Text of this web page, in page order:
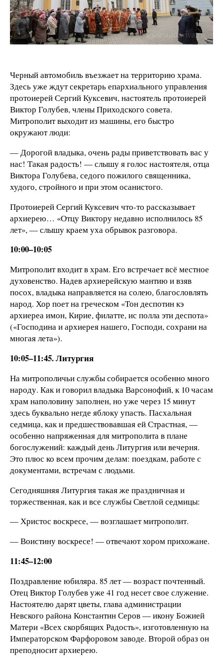
Черный автомобиль въезжает на территорию храма.
Здесь уже ждут секретарь епархиального управления
протоиерей Сергий Куксевич, настоятель протоиерей
Виктор Голубев, члены Приходского совета.
Митрополит выходит из машины, его быстро
окружают люди:
— Дорогой владыка, очень рады приветствовать вас у
нас! Такая радость! — слышу я голос настоятеля, отца
Виктора Голубева, седого пожилого священника,
худого, стройного и при этом осанистого.
Протоиерей Сергий Куксевич что-то рассказывает
архиерею… «Отцу Виктору недавно исполнилось 85
лет», — слышу краем уха обрывок разговора.
10:00–10:05
Митрополит входит в храм. Его встречает всё местное
духовенство. Надев архиерейскую мантию и взяв
посох, владыка направляется на солею, благословлять
народ. Хор поет на греческом «Тон деспотин кэ
архиереа имон, Кирие, филатте, ис полла эти деспота»
(«Господина и архиерея нашего, Господи, сохрани на
многая лета»).
10:05–11:45. Литургия
На митрополичьи службы собирается особенно много
народу. Как и говорил владыка Варсонофий, к 10 часам
храм наполовину заполнен, но уже через 15 минут
здесь буквально негде яблоку упасть. Пасхальная
седмица, как и предшествовавшая ей Страстная, —
особенно напряженная для митрополита в плане
богослужений: каждый день Литургия или вечерня.
Это плюс ко всем прочим делам: поездкам, работе с
документами, встречам с людьми.
Сегодняшняя Литургия такая же праздничная и
торжественная, как и все службы Светлой седмицы:
— Христос воскресе, — возглашает митрополит.
— Воистину воскресе! — отвечают хором прихожане.
11:45–12:00
Поздравление юбиляра. 85 лет — возраст почтенный.
Отец Виктор Голубев уже 41 год несет свое служение.
Настоятелю дарят цветы, глава администрации
Невского района Константин Серов — икону Божией
Матери «Всех скорбящих Радость», изготовленную на
Императорском Фарфоровом заводе. Второй образ он
преподносит архиерею.